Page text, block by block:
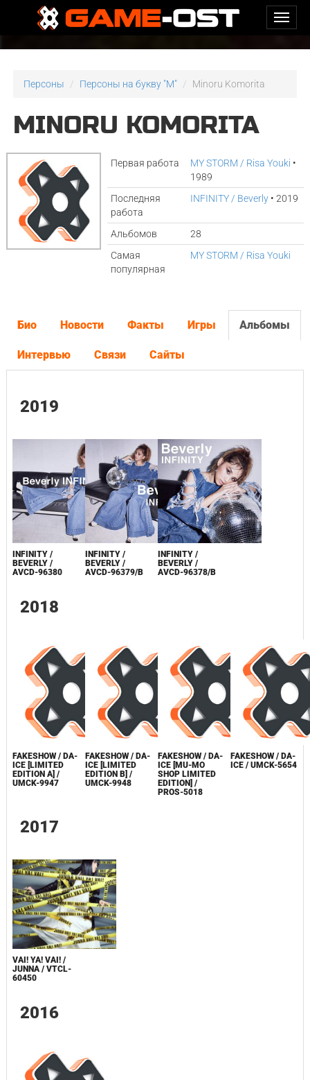
Персоны Персоны на букву "M" Minoru Komorita
MINORU KOMORITA
Первая работа MY STORM / Risa Youki •
1989
Последняя
работа
INFINITY / Beverly • 2019
Альбомов
28
Самая
популярная
MY STORM / Risa Youki
Био Новости Факты Игры Альбомы
Интервью Связи Сайты
2019
INFINITY /
BEVERLY /
AVCD-96380
INFINITY /
BEVERLY /
AVCD-96379/B
INFINITY /
BEVERLY /
AVCD-96378/B
2018
FAKESHOW / DA-
ICE [LIMITED
EDITION A] /
UMCK-9947
FAKESHOW / DA-
ICE [LIMITED
EDITION B] /
UMCK-9948
FAKESHOW / DA-
ICE [MU-MO
SHOP LIMITED
EDITION] /
PROS-5018
FAKESHOW / DA-
ICE / UMCK-5654
2017
VAI! YA! VAI! /
JUNNA / VTCL-
60450
2016